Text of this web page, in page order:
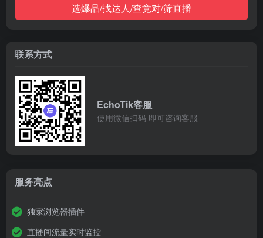
选爆品/找达人/查竞对/筛直播
联系方式
EchoTik客服
使用微信扫码 即可咨询客服
服务亮点
独家浏览器插件
直播间流量实时监控